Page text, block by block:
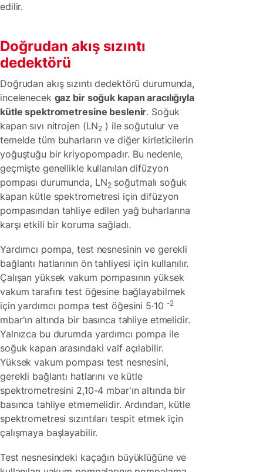
edilir.
Doğrudan akış sızıntı
dedektörü
Doğrudan akış sızıntı dedektörü durumunda,
incelenecek gaz bir soğuk kapan aracılığıyla
kütle spektrometresine beslenir. Soğuk
kapan sıvı nitrojen (LN2 ) ile soğutulur ve
temelde tüm buharların ve diğer kirleticilerin
yoğuştuğu bir kriyopompadır. Bu nedenle,
geçmişte genellikle kullanılan difüzyon
pompası durumunda, LN2soğutmalı soğuk
kapan kütle spektrometresi için difüzyon
pompasından tahliye edilen yağ buharlarına
karşı etkili bir koruma sağladı.
Yardımcı pompa, test nesnesinin ve gerekli
bağlantı hatlarının ön tahliyesi için kullanılır.
Çalışan yüksek vakum pompasının yüksek
vakum tarafını test öğesine bağlayabilmek
için yardımcı pompa test öğesini 5·10 -2
mbar'ın altında bir basınca tahliye etmelidir.
Yalnızca bu durumda yardımcı pompa ile
soğuk kapan arasındaki valf açılabilir.
Yüksek vakum pompası test nesnesini,
gerekli bağlantı hatlarını ve kütle
spektrometresini 2,10-4 mbar'ın altında bir
basınca tahliye etmemelidir. Ardından, kütle
spektrometresi sızıntıları tespit etmek için
çalışmaya başlayabilir.
Test nesnesindeki kaçağın büyüklüğüne ve